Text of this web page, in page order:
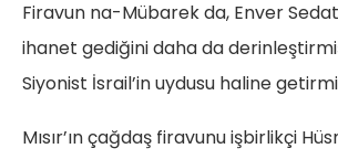
Firavun na-Mübarek da, Enver
ihanet gediğini daha da
Siyonist İsrail’in uydusu haline
Mısır’ın çağdaş firavunu işbirlikçi